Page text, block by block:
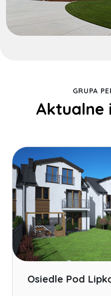
GRUPA
Aktualne
Osiedle Pod